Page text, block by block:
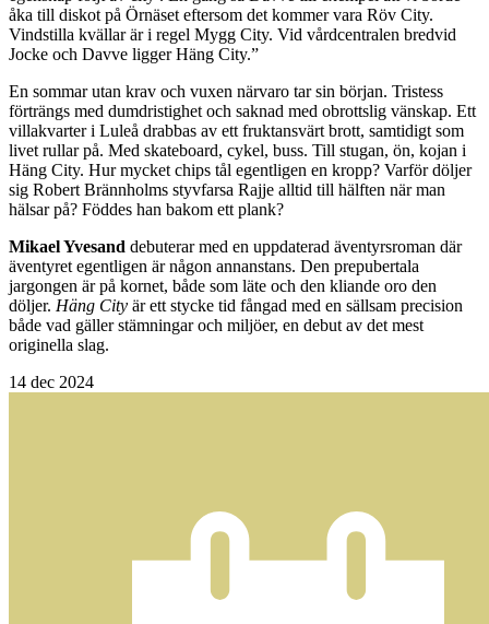
åka till diskot på Örnäset eftersom det kommer vara Röv City.
Vindstilla kvällar är i regel Mygg City. Vid vårdcentralen bredvid
Jocke och Davve ligger Häng City.”
En sommar utan krav och vuxen närvaro tar sin början. Tristess
förträngs med dumdristighet och saknad med obrottslig vänskap. Ett
villakvarter i Luleå drabbas av ett fruktansvärt brott, samtidigt som
livet rullar på. Med skateboard, cykel, buss. Till stugan, ön, kojan i
Häng City. Hur mycket chips tål egentligen en kropp? Varför döljer
sig Robert Brännholms styvfarsa Rajje alltid till hälften när man
hälsar på? Föddes han bakom ett plank?
Mikael Yvesand debuterar med en uppdaterad äventyrsroman där
äventyret egentligen är någon annanstans. Den prepubertala
jargongen är på kornet, både som läte och den kliande oro den
döljer. Häng City är ett stycke tid fångad med en sällsam precision
både vad gäller stämningar och miljöer, en debut av det mest
originella slag.
14 dec 2024